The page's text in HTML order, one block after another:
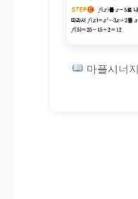
마플시너